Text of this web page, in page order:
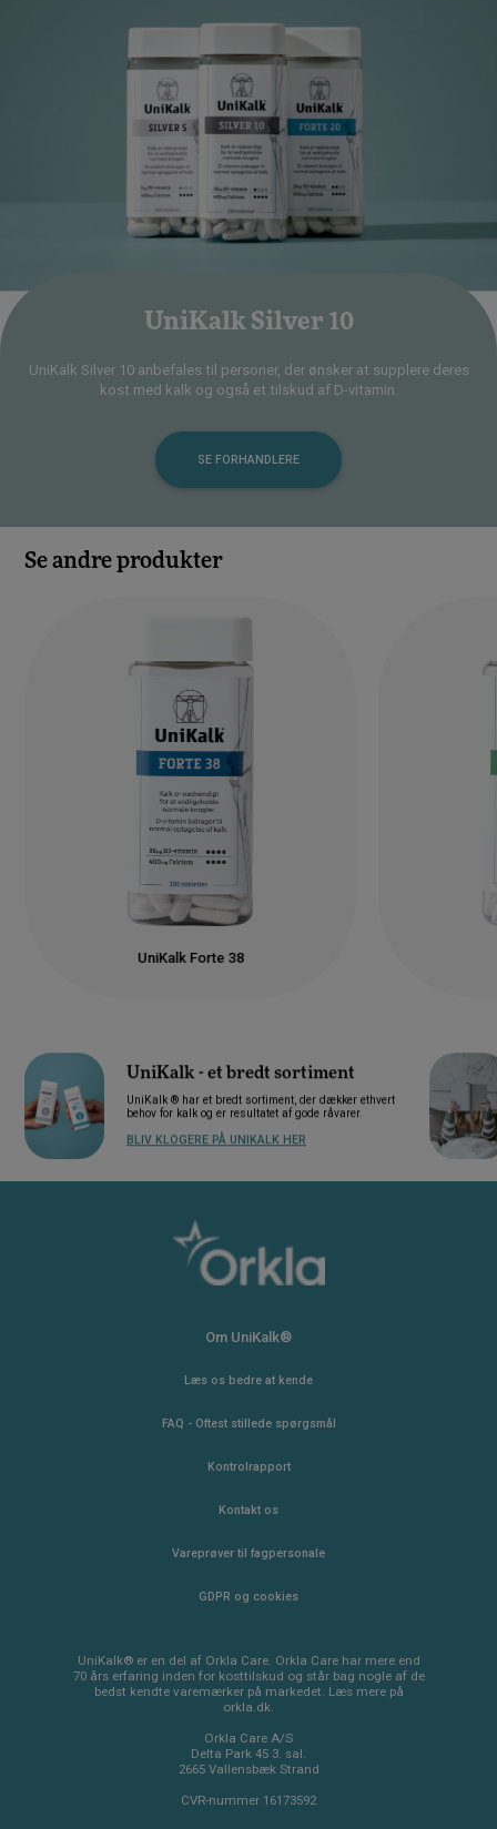
UniKalk Silver 10
UniKalk Silver 10 anbefales til personer, der ønsker at supplere deres
kost med kalk og også et tilskud af D-vitamin.
SE FORHANDLERE
Se andre produkter
UniKalk Forte 38
UniKalk - et bredt sortiment
UniKalk ® har et bredt sortiment, der dækker ethvert
behov for kalk og er resultatet af gode råvarer.
BLIV KLOGERE PÅ UNIKALK HER
Om UniKalk®
Læs os bedre at kende
FAQ - Oftest stillede spørgsmål
Kontrolrapport
Kontakt os
Vareprøver til fagpersonale
GDPR og cookies
UniKalk® er en del af Orkla Care. Orkla Care har mere end
70 års erfaring inden for kosttilskud og står bag nogle af de
bedst kendte varemærker på markedet. Læs mere på
orkla.dk.
Orkla Care A/S
Delta Park 45 3. sal.
2665 Vallensbæk Strand
CVR-nummer 16173592